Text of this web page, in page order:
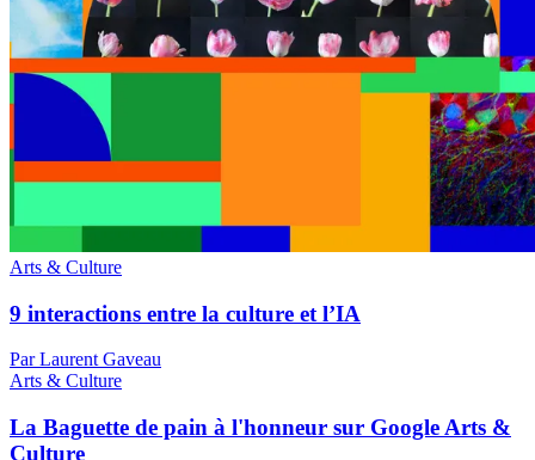
Arts & Culture
9 interactions entre la culture et l’IA
Par Laurent Gaveau
Arts & Culture
La Baguette de pain à l'honneur sur Google Arts &
Culture